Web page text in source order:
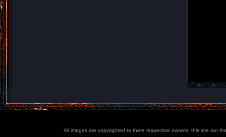
All images are copyrighted to there respective owners, this site nor